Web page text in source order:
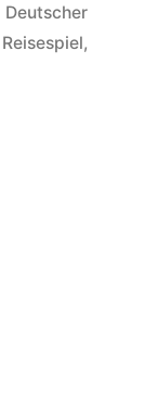
in
Deutscher
Reisespiel,